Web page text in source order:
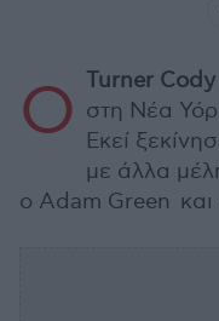
Ο Turner Cody
στη Νέα
Εκεί
με άλλα
ο Adam Green